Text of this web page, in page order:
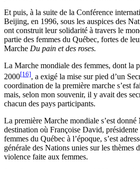
Et puis, à la suite de la Conférence
Beijing, en 1996, sous les auspices des
ont construit leur solidarité à travers le
partie des femmes du Québec, fortes de
Marche Du pain et des roses.
La Marche mondiale des femmes, dont la
2000[16], a exigé la mise sur pied d’un
coordination de la première marche s’est
mais, selon mon souvenir, il y avait des
chacun des pays participants.
La première Marche mondiale s’est
destination où Françoise David, présidente
femmes du Québec à l’époque, s’est
générale des Nations unies sur les thèmes
violence faite aux femmes.